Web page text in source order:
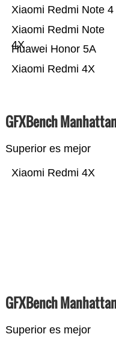
Xiaomi Redmi 4X
Huawei Honor 5A
Xiaomi Redmi Note
4X
Xiaomi Redmi Note 4
GFXBench
Superior es mejor
Xiaomi Redmi 4X
GFXBench
Superior es mejor